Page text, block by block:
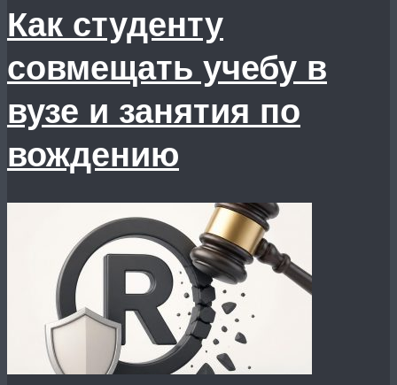
Как студенту
совмещать учебу в
вузе и занятия по
вождению